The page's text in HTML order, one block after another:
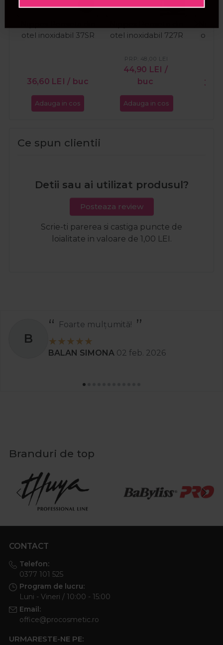
otel inoxidabil 37SR
36,60 LEI / buc
Adauga in cos
otel inoxidabil 727R
44,90 LEI /
buc
PRP: 48,00 LEI
Adauga in cos
otel
Ce spun clientii
Detii sau ai utilizat produsul?
Posteaza review
Scrie-ti parerea si castiga puncte de
loialitate in valoare de 1,00 LEI.
B
Foarte mulțumită!
BALAN SIMONA 02 feb. 2026
Branduri de top
CONTACT
Telefon:
0377 101 525
Program de lucru:
Luni - Vineri / 10:00 - 15:00
Email:
office@procosmetic.ro
URMARESTE-NE PE: